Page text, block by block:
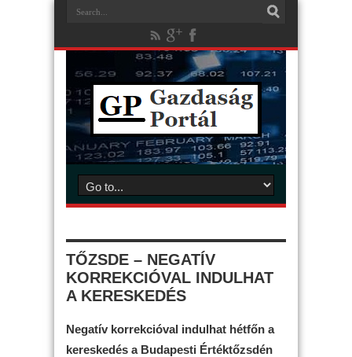
TŐZSDE – NEGATÍV
KORREKCIÓVAL INDULHAT
A KERESKEDÉS
Negatív korrekcióval indulhat hétfőn a
kereskedés a Budapesti Értéktőzsdén